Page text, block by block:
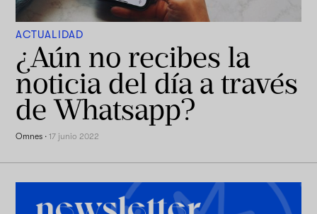
ACTUALIDAD
¿Aún no recibes la
noticia del día a través
de Whatsapp?
Omnes ·17 junio 2022